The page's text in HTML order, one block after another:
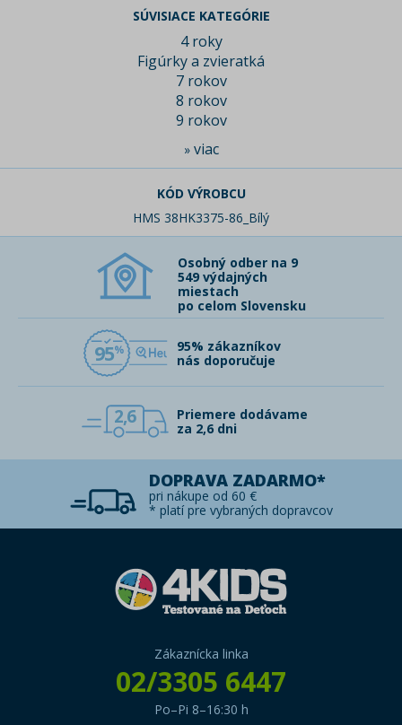
SÚVISIACE KATEGÓRIE
4 roky
Figúrky a zvieratká
7 rokov
8 rokov
9 rokov
» viac
KÓD VÝROBCU
HMS 38HK3375-86_Bílý
Osobný odber na 9
549 výdajných
miestach
po celom Slovensku
95
95% zákazníkov
nás doporučuje
2,6
Priemere dodávame
za 2,6 dni
DOPRAVA ZADARMO*
pri nákupe od 60 €
* platí pre vybraných dopravcov
Zákaznícka linka
02/3305 6447
Po–Pi 8–16:30 h